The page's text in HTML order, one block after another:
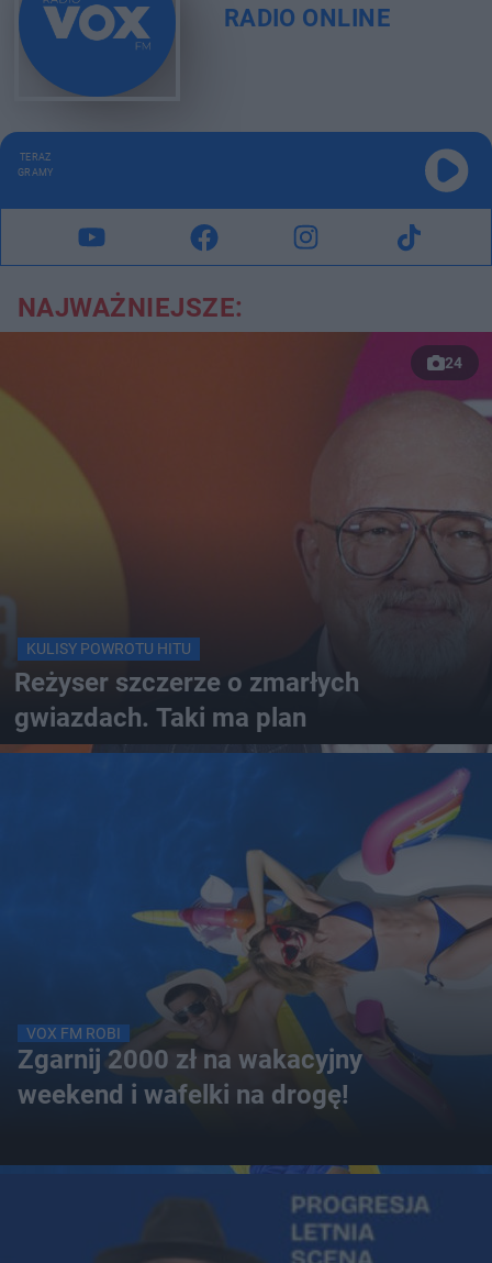
RADIO ONLINE
TERAZ
GRAMY
NAJWAŻNIEJSZE:
24
KULISY POWROTU HITU
Reżyser szczerze o zmarłych
gwiazdach. Taki ma plan
VOX FM ROBI
Zgarnij 2000 zł na wakacyjny
weekend i wafelki na drogę!